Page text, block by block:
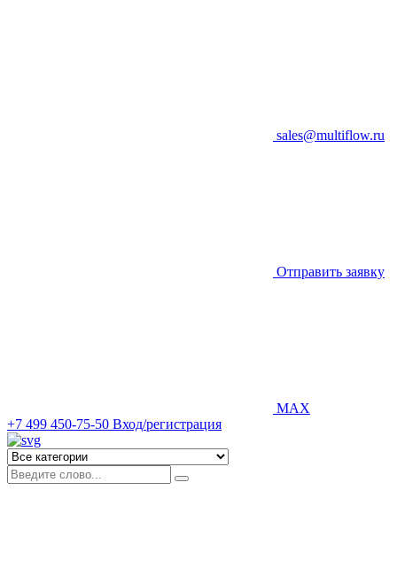
sales@multiflow.ru
Отправить заявку
MAX
+7 499 450-75-50 Вход/регистрация